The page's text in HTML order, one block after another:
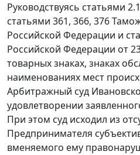
Руководствуясь статьями 2.1
статьями 361, 366, 376
Российской Федерации и
Российской Федерации от
товарных знаках, знаках
наименованиях мест
Арбитражный суд
удовлетворении
При этом суд исходил из
Предпринимателя
вменяемого ему